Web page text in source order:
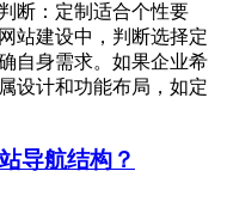
断：定制适合个性要
站建设中，判断选择定
自身需求。如果企业希
设计和功能布局，如定
导航结构？